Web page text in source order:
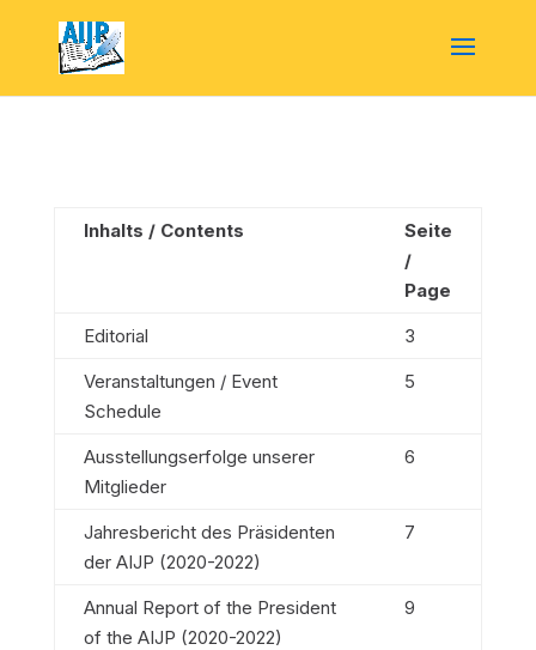
Inhalts / Contents
Seite
/
Page
Editorial
3
Veranstaltungen / Event
Schedule
5
Ausstellungserfolge unserer
Mitglieder
6
Jahresbericht des Präsidenten
der AIJP (2020-2022)
7
Annual Report of the President
of the AIJP (2020-2022)
9